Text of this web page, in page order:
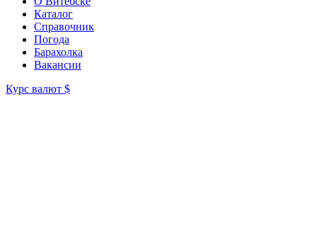
Каталог
Справочник
Погода
Барахолка
Вакансии
Курс валют $